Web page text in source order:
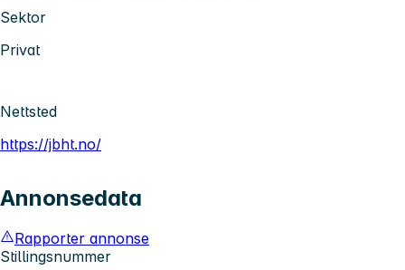
Sektor
Privat
Nettsted
https://jbht.no/
Annonsedata
Rapporter annonse
Stillingsnummer